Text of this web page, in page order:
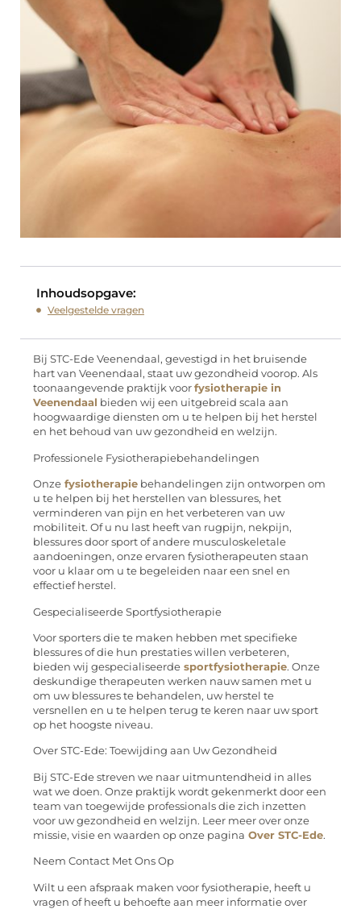
Inhoudsopgave:
Veelgestelde vragen
Bij STC-Ede Veenendaal, gevestigd in het bruisende
hart van Veenendaal, staat uw gezondheid voorop. Als
toonaangevende praktijk voor fysiotherapie in
Veenendaal bieden wij een uitgebreid scala aan
hoogwaardige diensten om u te helpen bij het herstel
en het behoud van uw gezondheid en welzijn.
Professionele Fysiotherapiebehandelingen
Onze fysiotherapie behandelingen zijn ontworpen om
u te helpen bij het herstellen van blessures, het
verminderen van pijn en het verbeteren van uw
mobiliteit. Of u nu last heeft van rugpijn, nekpijn,
blessures door sport of andere musculoskeletale
aandoeningen, onze ervaren fysiotherapeuten staan
voor u klaar om u te begeleiden naar een snel en
effectief herstel.
Gespecialiseerde Sportfysiotherapie
Voor sporters die te maken hebben met specifieke
blessures of die hun prestaties willen verbeteren,
bieden wij gespecialiseerde sportfysiotherapie. Onze
deskundige therapeuten werken nauw samen met u
om uw blessures te behandelen, uw herstel te
versnellen en u te helpen terug te keren naar uw sport
op het hoogste niveau.
Over STC-Ede: Toewijding aan Uw Gezondheid
Bij STC-Ede streven we naar uitmuntendheid in alles
wat we doen. Onze praktijk wordt gekenmerkt door een
team van toegewijde professionals die zich inzetten
voor uw gezondheid en welzijn. Leer meer over onze
missie, visie en waarden op onze pagina Over STC-Ede.
Neem Contact Met Ons Op
Wilt u een afspraak maken voor fysiotherapie, heeft u
vragen of heeft u behoefte aan meer informatie over